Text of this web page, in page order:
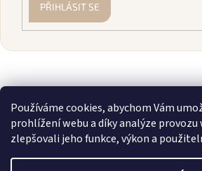
Používáme cookies, abychom Vám
prohlížení webu a díky analýze provozu
zlepšovali jeho funkce, výkon a
PŘIHLÁSIT SE
Vytvořil